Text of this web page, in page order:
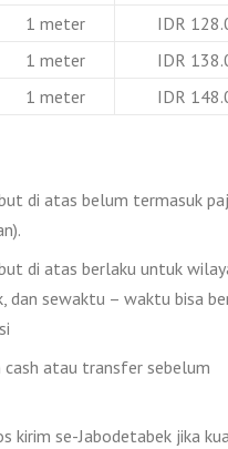
1 meter
IDR
1 meter
IDR
1 meter IDR
di atas belum termasuk
di atas berlaku untuk
dan sewaktu – waktu bisa
cash atau transfer sebelum
kirim se-Jabodetabek jika